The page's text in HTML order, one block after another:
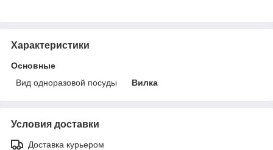
Характеристики
Основные
Вид одноразовой посуды
Вилка
Условия доставки
Доставка курьером